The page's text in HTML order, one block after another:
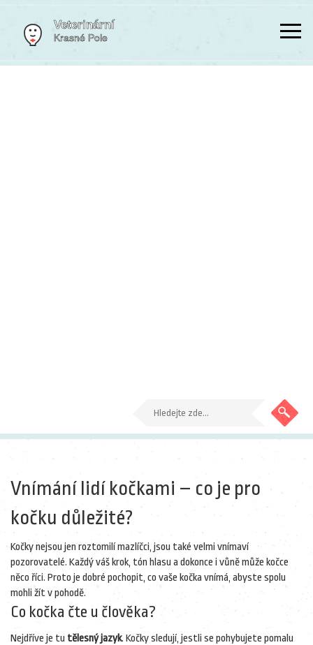
Vnímání lidí kočkami – co je pro
kočku důležité?
Kočky nejsou jen roztomilí mazlíčci, jsou také velmi vnímaví
pozorovatelé. Každý váš krok, tón hlasu a dokonce i vůně může kočce
něco říci. Proto je dobré pochopit, co vaše kočka vnímá, abyste spolu
mohli žít v pohodě.
Co kočka čte u člověka?
Nejdříve je tu tělesný jazyk. Kočky sledují, jestli se pohybujete pomalu